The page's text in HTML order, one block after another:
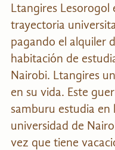
Ltangires Lesorogol
trayectoria
pagando el alquiler
habitación de
Nairobi. Ltangires
en su vida. Este
samburu estudia en
universidad de
vez que tiene